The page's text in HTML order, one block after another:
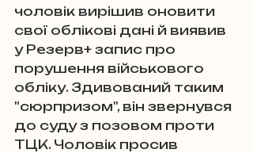
чоловік вирішив оновити
свої облікові дані й виявив
у Резерв+ запис про
порушення військового
обліку. Здивований таким
"сюрпризом", він звернувся
до суду з позовом проти
ТЦК. Чоловік просив